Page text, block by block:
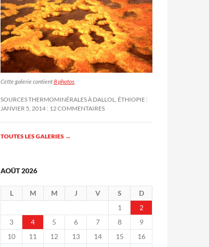
Cette galerie contient8 photos
SOURCES THERMOMINÉRALES À DALLOL, ÉTHIOPIE
JANVIER 5, 2014 12 COMMENTAIRES
TOUTES LES GALERIES →
AOÛT 2026
L M M J V S
D
1
2
3
4 5 6 7 8
9
10
11 12 13 14 15
16